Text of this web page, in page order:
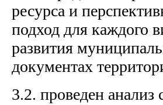
ресурса и
подход для каждого
развития
документах
3.2. проведен